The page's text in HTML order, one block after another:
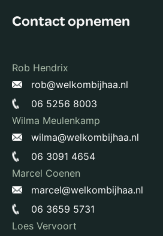
Contact opnemen
Rob Hendrix
rob@welkombijhaa.nl
06 5256 8003
Wilma Meulenkamp
wilma@welkombijhaa.nl
06 3091 4654
Marcel Coenen
marcel@welkombijhaa.nl
06 3659 5731
Loes Vervoort